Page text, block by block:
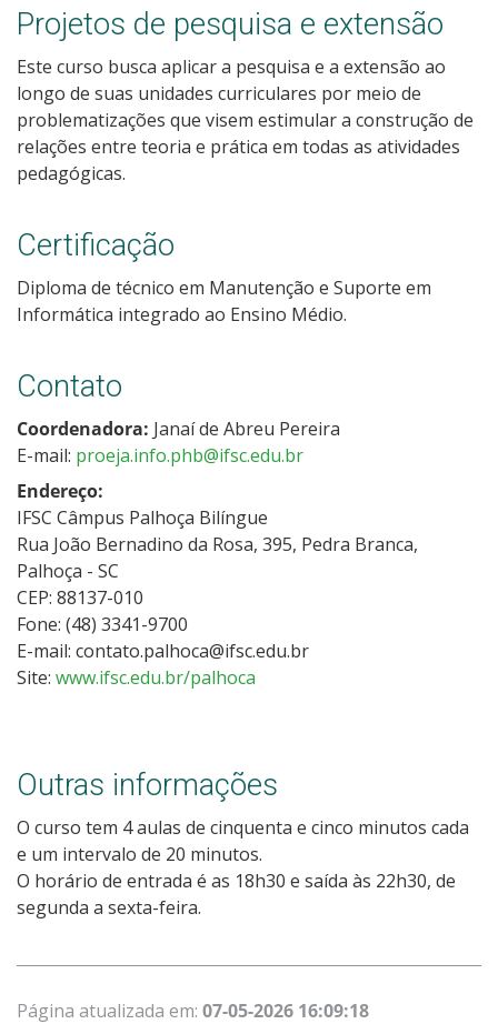
Projetos de pesquisa e extensão
Este curso busca aplicar a pesquisa e a extensão ao
longo de suas unidades curriculares por meio de
problematizações que visem estimular a construção de
relações entre teoria e prática em todas as atividades
pedagógicas.
Certificação
Diploma de técnico em Manutenção e Suporte em
Informática integrado ao Ensino Médio.
Contato
Coordenadora: Janaí de Abreu Pereira
E-mail: proeja.info.phb@ifsc.edu.br
Endereço:
IFSC Câmpus Palhoça Bilíngue
Rua João Bernadino da Rosa, 395, Pedra Branca,
Palhoça - SC
CEP: 88137-010
Fone: (48) 3341-9700
E-mail: contato.palhoca@ifsc.edu.br
Site: www.ifsc.edu.br/palhoca
Outras informações
O curso tem 4 aulas de cinquenta e cinco minutos cada
e um intervalo de 20 minutos.
O horário de entrada é as 18h30 e saída às 22h30, de
segunda a sexta-feira.
Página atualizada em: 07-05-2026 16:09:18